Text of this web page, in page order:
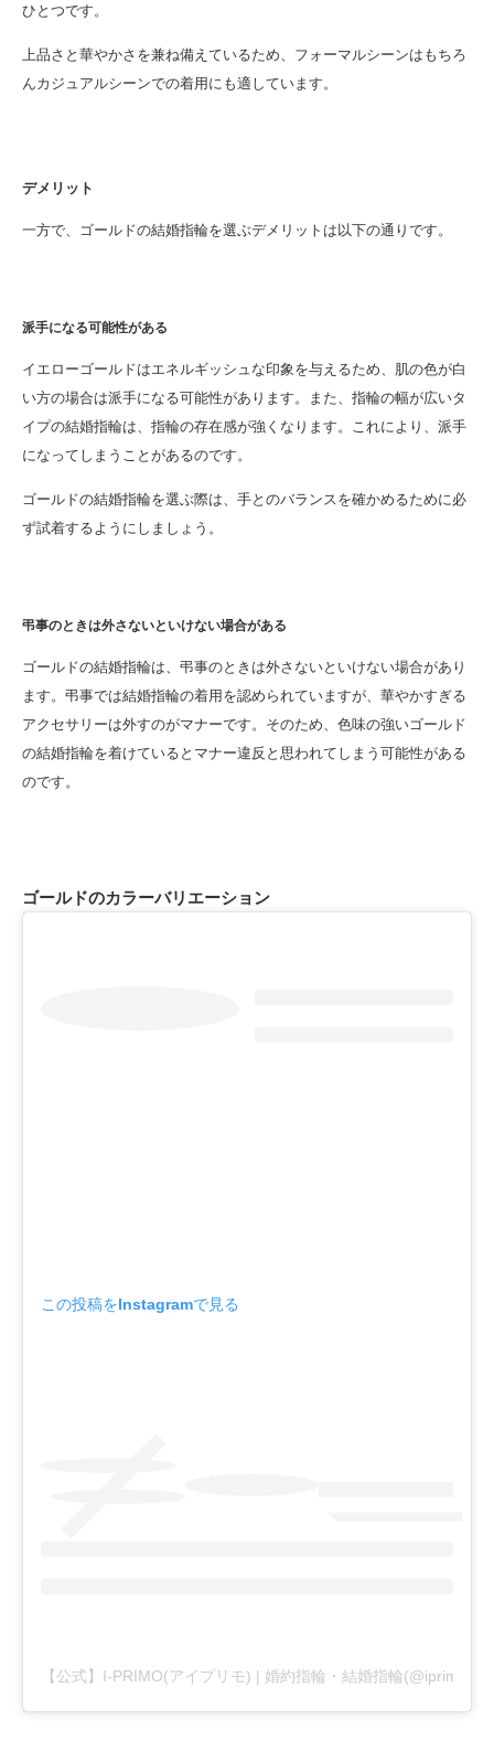
ひとつです。
上品さと華やかさを兼ね備えているため、フォーマルシーンはもちろ
んカジュアルシーンでの着用にも適しています。
デメリット
一方で、ゴールドの結婚指輪を選ぶデメリットは以下の通りです。
派手になる可能性がある
イエローゴールドはエネルギッシュな印象を与えるため、肌の色が白
い方の場合は派手になる可能性があります。また、指輪の幅が広いタ
イプの結婚指輪は、指輪の存在感が強くなります。これにより、派手
になってしまうことがあるのです。
ゴールドの結婚指輪を選ぶ際は、手とのバランスを確かめるために必
ず試着するようにしましょう。
弔事のときは外さないといけない場合がある
ゴールドの結婚指輪は、弔事のときは外さないといけない場合があり
ます。弔事では結婚指輪の着用を認められていますが、華やかすぎる
アクセサリーは外すのがマナーです。そのため、色味の強いゴールド
の結婚指輪を着けているとマナー違反と思われてしまう可能性がある
のです。
ゴールドのカラーバリエーション
この投稿をInstagramで見る
【公式】I-PRIMO(アイプリモ) | 婚約指輪・結婚指輪